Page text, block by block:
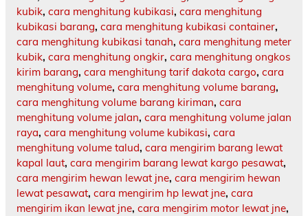
kubik, cara menghitung kubikasi, cara menghitung
kubikasi barang, cara menghitung kubikasi container,
cara menghitung kubikasi tanah, cara menghitung meter
kubik, cara menghitung ongkir, cara menghitung ongkos
kirim barang, cara menghitung tarif dakota cargo, cara
menghitung volume, cara menghitung volume barang,
cara menghitung volume barang kiriman, cara
menghitung volume jalan, cara menghitung volume jalan
raya, cara menghitung volume kubikasi, cara
menghitung volume talud, cara mengirim barang lewat
kapal laut, cara mengirim barang lewat kargo pesawat,
cara mengirim hewan lewat jne, cara mengirim hewan
lewat pesawat, cara mengirim hp lewat jne, cara
mengirim ikan lewat jne, cara mengirim motor lewat jne,